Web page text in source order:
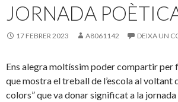
JORNADA
17 FEBRER 2023 A8061142 DEIXA UN
Ens alegra moltíssim poder compartir per
que mostra el treball de l’escola al voltant
colors” que va donar significat a la